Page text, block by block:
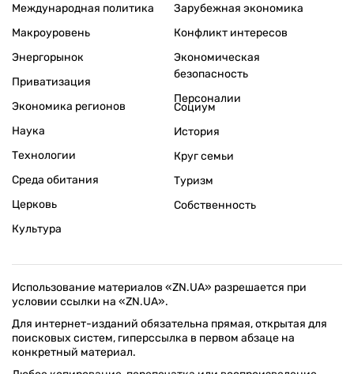
Международная политика
Макроуровень
Энергорынок
Приватизация
Экономика регионов
Зарубежная экономика
Конфликт интересов
Экономическая
безопасность
Персоналии
Наука
Технологии
Среда обитания
Церковь
Культура
Социум
История
Круг семьи
Туризм
Собственность
Использование материалов «ZN.UA» разрешается при
условии ссылки на «ZN.UA».
Для интернет-изданий обязательна прямая, открытая для
поисковых систем, гиперссылка в первом абзаце на
конкретный материал.